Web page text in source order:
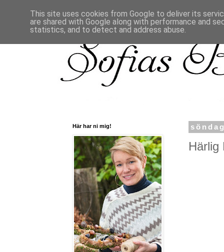
Härlig
Här har ni mig!
This site uses cookies from Google to deliver its
are shared with Google along with performance and
statistics, and to detect and address abuse.